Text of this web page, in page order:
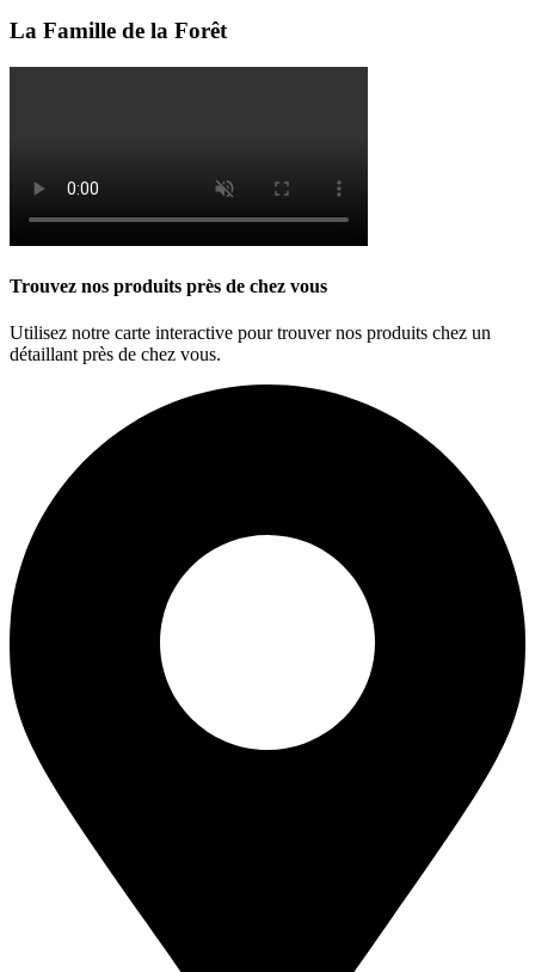
La Famille de la Forêt
Trouvez nos produits près de chez vous
Utilisez notre carte interactive pour trouver nos produits chez un
détaillant près de chez vous.